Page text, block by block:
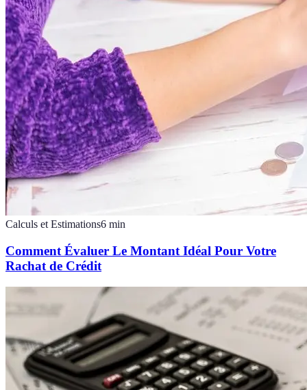
Calculs et Estimations6 min
Comment Évaluer Le Montant Idéal Pour Votre
Rachat de Crédit